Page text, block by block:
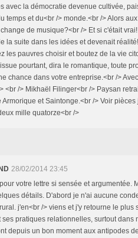
avec la démocratie devenue cultivée,
temps et du<br /> monde.<br /> Alors
de musique?<br /> Et si c'était
la suite dans les idées et devenait
les pauvres choisir et boutez de la vie
pourtant, dira le romantique, toute
chance dans votre entreprise.<br />
<br /> Mikhaël Filinger<br /> Paysan
et Saintonge.<br /> Voir pièces
mille quatorze<br />
28/02/2014 23:45
votre lettre si sensée et argumentée.
détails. D'abord je n'ai aucune
j'en<br /> viens et j'y retourne le plus
pratiques relationnelles, surtout dans
depuis un bon moment aux antipodes